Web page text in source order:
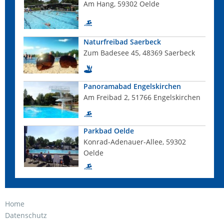
Am Hang, 59302 Oelde
Naturfreibad Saerbeck
Zum Badesee 45, 48369 Saerbeck
Panoramabad Engelskirchen
Am Freibad 2, 51766 Engelskirchen
Parkbad Oelde
Konrad-Adenauer-Allee, 59302
Oelde
Home
Datenschutz